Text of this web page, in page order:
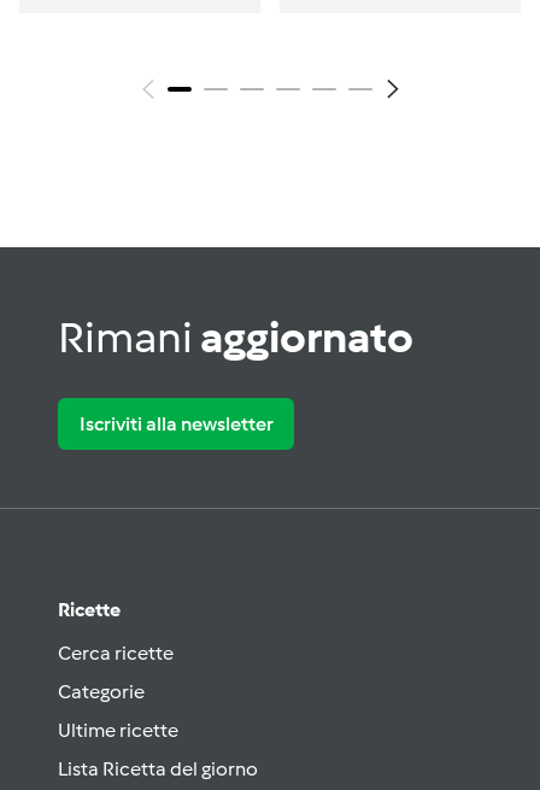
Rimani aggiornato
Iscriviti alla newsletter
Ricette
Cerca ricette
Categorie
Ultime ricette
Lista Ricetta del giorno